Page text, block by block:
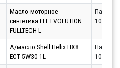
Масло моторное
синтетика ELF EVOLUTION
FULLTECH L
Партнёр
А/масло Shell Helix HX8
ECT 5W30 1L
Партнёр